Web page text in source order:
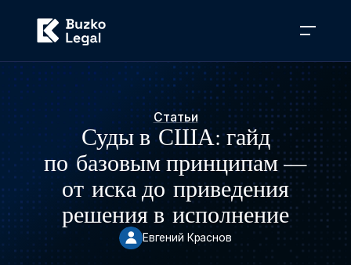
Статьи
Суды в США: гайд
по базовым принципам —
от иска до приведения
решения в исполнение
Евгений Краснов